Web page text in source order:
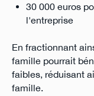
30 000 euros
l'entreprise
En fractionnant
famille pourrait
faibles, réduisant
famille.